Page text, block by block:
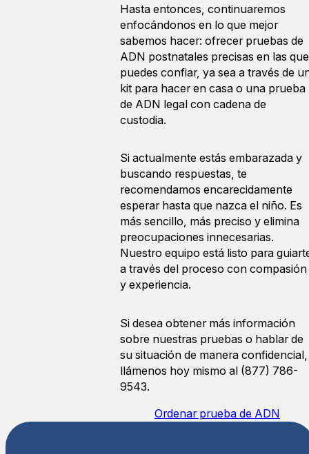
Hasta entonces, continuaremos
enfocándonos en lo que mejor
sabemos hacer: ofrecer pruebas de
ADN postnatales precisas en las que
puedes confiar, ya sea a través de
kit para hacer en casa o una prueba
de ADN legal con cadena de
custodia.
Si actualmente estás embarazada y
buscando respuestas, te
recomendamos encarecidamente
esperar hasta que nazca el niño. Es
más sencillo, más preciso y elimina
preocupaciones innecesarias.
Nuestro equipo está listo para
a través del proceso con compasión
y experiencia.
Si desea obtener más información
sobre nuestras pruebas o hablar de
su situación de manera confidencial,
llámenos hoy mismo al (877) 786-
9543.
Ordenar prueba de ADN